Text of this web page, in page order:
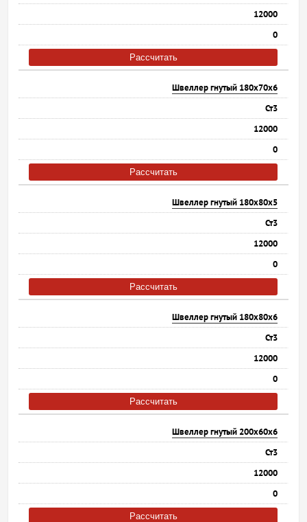
12000
0
Рассчитать
Швеллер гнутый 180х70х6
Ст3
12000
0
Рассчитать
Швеллер гнутый 180х80х5
Ст3
12000
0
Рассчитать
Швеллер гнутый 180х80х6
Ст3
12000
0
Рассчитать
Швеллер гнутый 200х60х6
Ст3
12000
0
Рассчитать